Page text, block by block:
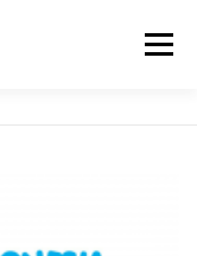
Menu